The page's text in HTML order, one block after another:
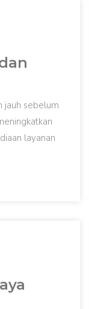
jauh sebelum
layanan